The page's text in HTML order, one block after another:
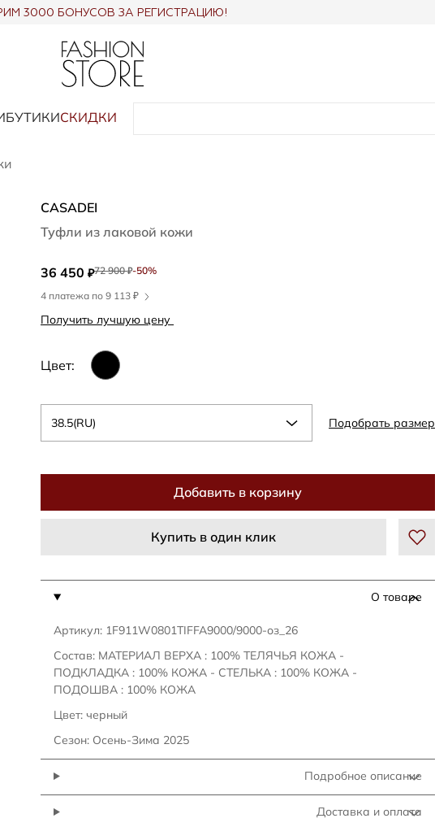
3000 БОНУСОВ ЗА РЕГИСТРАЦИЮ!
БУТИКИСКИДКИ
CASADEI
Туфли из лаковой кожи
36 450 ₽72 900₽-50%
4 платежа по 9 113 ₽
Получить лучшую цену
Цвет:
38.5(RU) Подобрать размер
Добавить в корзину
Купить в один клик
О товаре
Артикул: 1F911W0801TIFFA9000/9000-оз_26
Состав: МАТЕРИАЛ ВЕРХА : 100% ТЕЛЯЧЬЯ КОЖА -
ПОДКЛАДКА : 100% КОЖА - СТЕЛЬКА : 100% КОЖА -
ПОДОШВА : 100% КОЖА
Цвет: черный
Сезон: Осень-Зима 2025
Подробное описание
Доставка и оплата